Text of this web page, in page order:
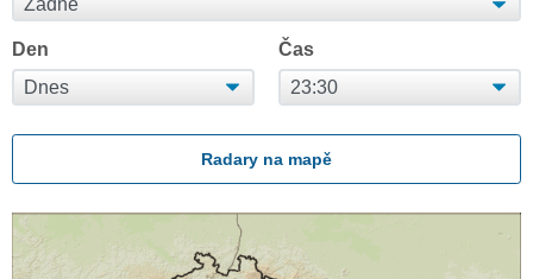
Den Čas
Radary na mapě